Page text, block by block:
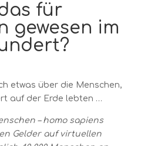
für
gewesen im
etwas über die Menschen,
auf der Erde lebten …
– homo sapiens
Gelder auf virtuellen